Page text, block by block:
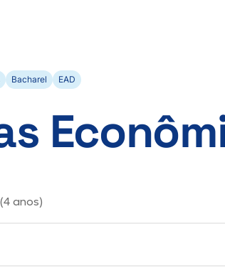
Bacharel EAD
anos)